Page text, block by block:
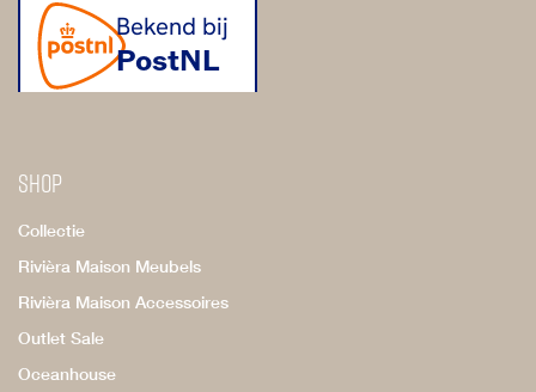
Shop
Collectie
Rivièra Maison Meubels
Rivièra Maison Accessoires
Outlet Sale
Oceanhouse